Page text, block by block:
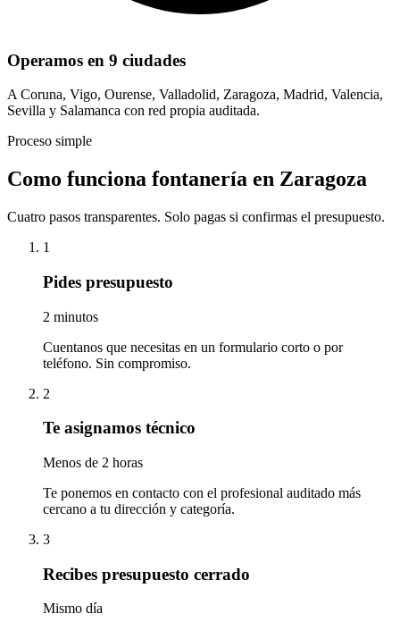
Operamos en 9 ciudades
A Coruna, Vigo, Ourense, Valladolid, Zaragoza, Madrid, Valencia,
Sevilla y Salamanca con red propia auditada.
Proceso simple
Como funciona fontanería en Zaragoza
Cuatro pasos transparentes. Solo pagas si confirmas el presupuesto.
1
Pides presupuesto
2 minutos
Cuentanos que necesitas en un formulario corto o por
teléfono. Sin compromiso.
2
Te asignamos técnico
Menos de 2 horas
Te ponemos en contacto con el profesional auditado más
cercano a tu dirección y categoría.
3
Recibes presupuesto cerrado
Mismo día